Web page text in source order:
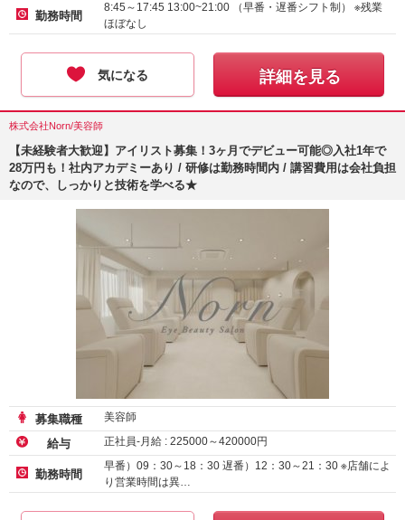
勤務時間
8:45～17:45 13:00~21:00 （早番・遅番シフト制） ※残業
ほぼなし
気になる 詳細を見る
株式会社Norn/美容師
【未経験者大歓迎】アイリスト募集！3ヶ月でデビュー可能◎入社1年で
28万円も！社内アカデミーあり / 研修は勤務時間内 / 講習費用は会社負担
なので、しっかりと技術を学べる★
募集職種 美容師
給与 正社員-月給 : 225000～420000円
勤務時間
早番）09：30～18：30 遅番）12：30～21：30 ※店舗によ
り営業時間は異…